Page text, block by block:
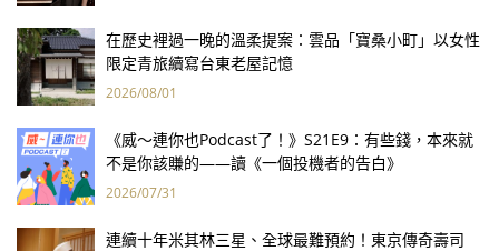
在歷史裡過一晚的溫柔提案：雲品「寶桑小町」以女性
限定青旅續寫台東老屋記憶
2026/08/01
《威～連你也Podcast了！》S21E9：有些錢，本來就
不是你該賺的——讀《一個投機者的告白》
2026/07/31
連續十年米其林三星、全球最難預約！東京傳奇壽司